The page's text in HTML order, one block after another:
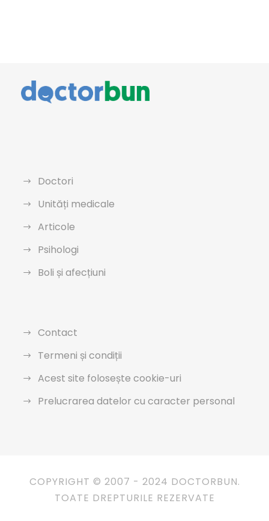
Doctori
Unități medicale
Articole
Psihologi
Boli și afecțiuni
Contact
Termeni și condiții
Acest site folosește cookie-uri
Prelucrarea datelor cu caracter personal
COPYRIGHT © 2007 - 2024 DOCTORBUN.
TOATE DREPTURILE REZERVATE